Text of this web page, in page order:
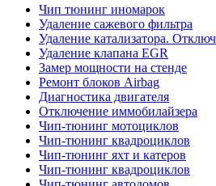
Чип тюнинг иномарок
Удаление сажевого фильтра
Удаление катализатора.
Удаление клапана EGR
Замер мощности на стенде
Ремонт блоков Airbag
Диагностика двигателя
Отключение иммобилайзера
Чип-тюнинг мотоциклов
Чип-тюнинг квадроциклов
Чип-тюнинг яхт и катеров
Чип-тюнинг квадроциклов